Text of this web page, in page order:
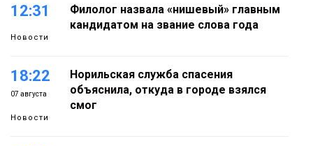
12:31
Новости
Филолог назвала «нишевый» главным
кандидатом на звание слова года
18:22
07 августа
Новости
Норильская служба спасения
объяснила, откуда в городе взялся
смог